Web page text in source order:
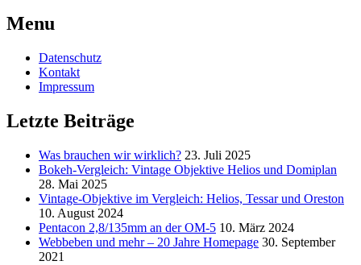
Menu
Datenschutz
Kontakt
Impressum
Letzte Beiträge
Was brauchen wir wirklich? 23. Juli 2025
Bokeh-Vergleich: Vintage Objektive Helios und Domiplan
28. Mai 2025
Vintage-Objektive im Vergleich: Helios, Tessar und Oreston
10. August 2024
Pentacon 2,8/135mm an der OM-5 10. März 2024
Webbeben und mehr – 20 Jahre Homepage 30. September
2021